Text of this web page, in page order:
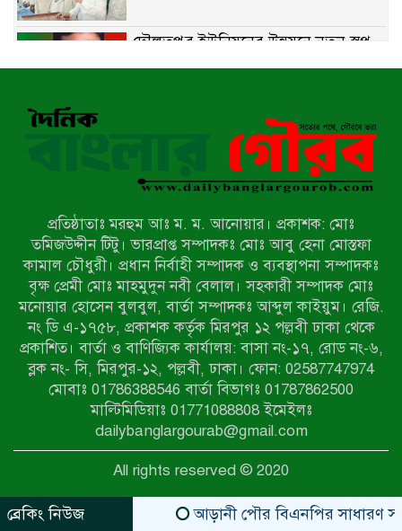
দৌলতপুর ইউনিয়নের উন্নয়নে নতুন স্বপ্ন
বাকেরগঞ্জে নিষিদ্ধ জালের বিরুদ্ধে
অভিযান, দুই ব্যবসায়ীকে ১ লাখ টাকা
রাজশাহীর মহানগরীতে মাদক বিরোধী
আদমদীঘিতে শুমারি স্বেচ্ছাসেবী নিয়োগে
যোগ্যতার ভিত্তিতে তালিকা প্রকাশ;
নির্বাচিতদের আ.লীগ ট্যাগে প্রচারণা
সংবাদ প্রকাশের জেরে সাংবাদিককে দেখে
নেওয়ার হুমকি দিলেন দোড়া মাদরাসার
পরিচয় দেওয়া সভাপতি
উখিয়ায় বিজিবির অভিযানে ৪০ হাজার
ইয়াবাসহ যুবক আটক
পোরশায় ৭ মাসে ১৯ জনের অপমৃত্যু,
শীর্ষে আত্মহত্যা
প্রতিষ্ঠাতাঃ মরহুম আঃ ম. ম. আনোয়ার। প্রকাশক: মোঃ
তমিজউদ্দীন টিটু। ভারপ্রাপ্ত সম্পাদকঃ মোঃ আবু হেনা মোস্তফা
কামাল চৌধুরী। প্রধান নির্বাহী সম্পাদক ও ব্যবস্থাপনা সম্পাদকঃ
বৃক্ষ প্রেমী মোঃ মাহমুদুন নবী বেলাল। সহকারী সম্পাদক মোঃ
মনোয়ার হোসেন বুলবুল, বার্তা সম্পাদকঃ আব্দুল কাইয়ুম। রেজি.
নং ডি এ-১৭৫৮, প্রকাশক কর্তৃক মিরপুর ১২ পল্লবী ঢাকা থেকে
প্রকাশিত। বার্তা ও বাণিজ্যিক কার্যালয়: বাসা নং-১৭, রোড নং-৬,
ব্লক নং- সি, মিরপুর-১২, পল্লবী, ঢাকা। ফোন: 02587747974
মোবাঃ 01786388546 বার্তা বিভাগঃ 01787862500
মাল্টিমিডিয়াঃ 01771088808 ইমেইলঃ
dailybanglargourab@gmail.com
All rights reserved © 2020
ব্রেকিং নিউজ আড়ানী পৌর বিএনপির সাধারণ